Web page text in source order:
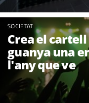
SOCIETAT
Crea el
guanya una
l'any que ve